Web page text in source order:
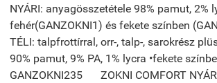
NYÁRI: anyagösszetétele 98% pamut, 2%
fehér(GANZOKNI1) és fekete színben
TÉLI: talpfrottírral, orr-, talp-, sarokrész
90% pamut, 9% PA, 1% lycra •fekete
GANZOKNI235
ZOKNI COMFORT